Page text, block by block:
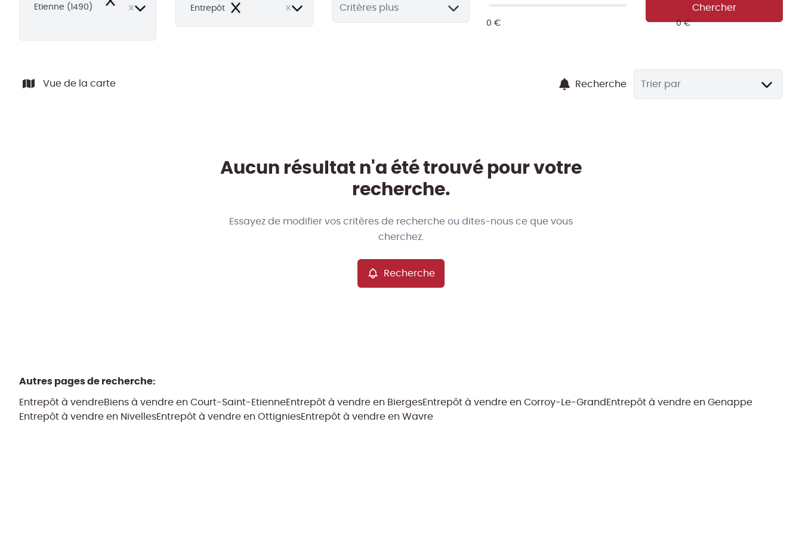
Etienne (1490)
Remove Entrepôt
Remove Critères plus Chercher
Vue de la carte Recherche Trier par
Aucun résultat n'a été trouvé pour votre
recherche.
Essayez de modifier vos critères de recherche ou dites-nous ce que vous
cherchez.
Recherche
Autres pages de recherche:
Entrepôt à vendreBiens à vendre en Court-Saint-EtienneEntrepôt à vendre en BiergesEntrepôt à vendre en Corroy-Le-GrandEntrepôt à vendre en Genappe
Entrepôt à vendre en NivellesEntrepôt à vendre en OttigniesEntrepôt à vendre en Wavre